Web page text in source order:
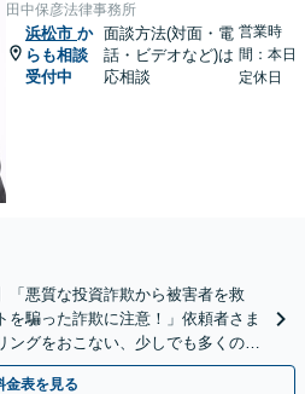
田中保彦法律事務所
浜松市 か
らも相談
受付中
面談方法(対面・電
話・ビデオなど)は
応相談
営業時
間：本日
定休日
「悪質な投資詐欺から被害者を救
騙った詐欺に注意！」依頼者さま
ングをおこない、少しでも多くの返
金表を見る